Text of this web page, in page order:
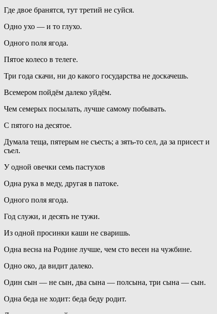
Где двое бранятся, тут третий не суйся.
Одно ухо — и то глухо.
Одного поля ягода.
Пятое колесо в телеге.
Три года скачи, ни до какого государства не доскачешь.
Всемером пойдём далеко уйдём.
Чем семерых посылать, лучше самому побывать.
С пятого на десятое.
Думала теща, пятерым не съесть; а зять-то сел, да за присест и
съел.
У одной овечки семь пастухов
Одна рука в меду, другая в патоке.
Одного поля ягода.
Год служи, и десять не тужи.
Из одной просинки каши не сваришь.
Одна весна на Родине лучше, чем сто весен на чужбине.
Одно око, да видит далеко.
Один сын — не сын, два сына — полсына, три сына — сын.
Одна беда не ходит: беда беду родит.